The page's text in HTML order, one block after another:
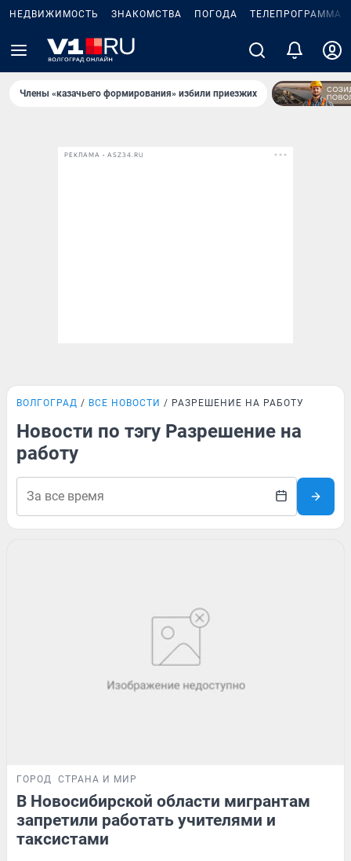
НЕДВИЖИМОСТЬ ЗНАКОМСТВА ПОГОДА ТЕЛЕПРОГРАММА
Члены «казачьего формирования» избили приезжих
РЕКЛАМА • ASZ34.RU
ВОЛГОГРАД ВСЕ НОВОСТИ РАЗРЕШЕНИЕ НА РАБОТУ
Новости по тэгу Разрешение на
работу
ГОРОД СТРАНА И МИР
В Новосибирской области мигрантам
запретили работать учителями и
таксистами